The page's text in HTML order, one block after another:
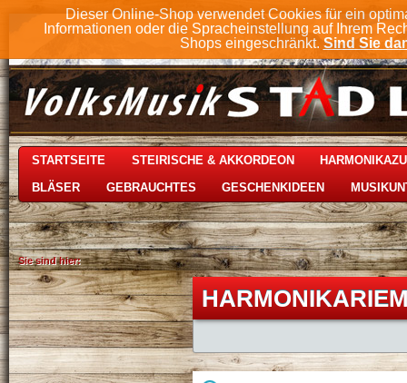
Dieser Online-Shop verwendet Cookies für ein
Informationen oder die Spracheinstellung auf Ihrem
Shops eingeschränkt. Sind Sie
STARTSEITE STEIRISCHE & AKKORDEON
BLÄSER GEBRAUCHTES GESCHENKIDEEN
Sie sind hier: